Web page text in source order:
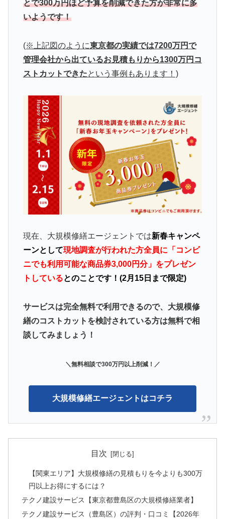
とで300万円ほど予算を削減できた方が非常に多
いようです！
(※上記図のように東京都の実績では7200万円で
管理会社から出ているお見積もりから1300万円コ
ストカットできたという事例もあります！)
現在、大規模修繕エージェントでは新春キャンペ
ーンとして現地調査が行われた方全員に「コンビ
ニでも利用可能な商品券3,000円分」をプレゼン
トしているとのことです！(2月15日まで限定)
サービスは完全無料で利用できるので、大規模修
繕のコストカットを検討されている方は無料で相
談してみましょう！
＼無料相談で300万円以上削減！／
大規模修繕エージェントはコチラ
目次
【関東エリア】大規模修繕の見積もりを今よりも300万
円以上お得にするには？
テクノ建設サービス【東京都豊島区の大規模修繕業者】
テクノ建設サービス（豊島区）の評判・口コミ【2026年